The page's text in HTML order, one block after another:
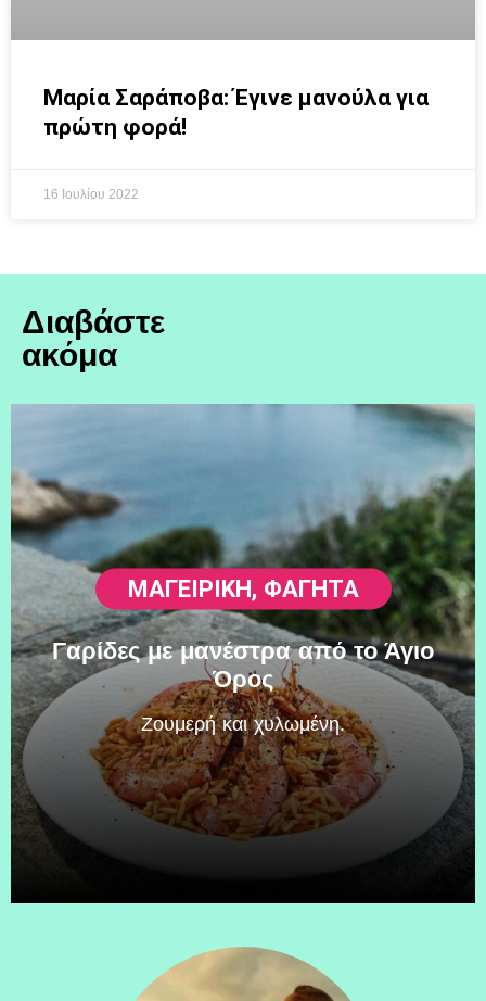
Μαρία Σαράποβα: Έγινε μανούλα για
πρώτη φορά!
16 Ιουλίου 2022
Διαβάστε
ακόμα
ΜΑΓΕΙΡΙΚΗ, ΦΑΓΗΤΆ
Γαρίδες με μανέστρα από το Άγιο
Όρος
Zουμερή και χυλωμένη.